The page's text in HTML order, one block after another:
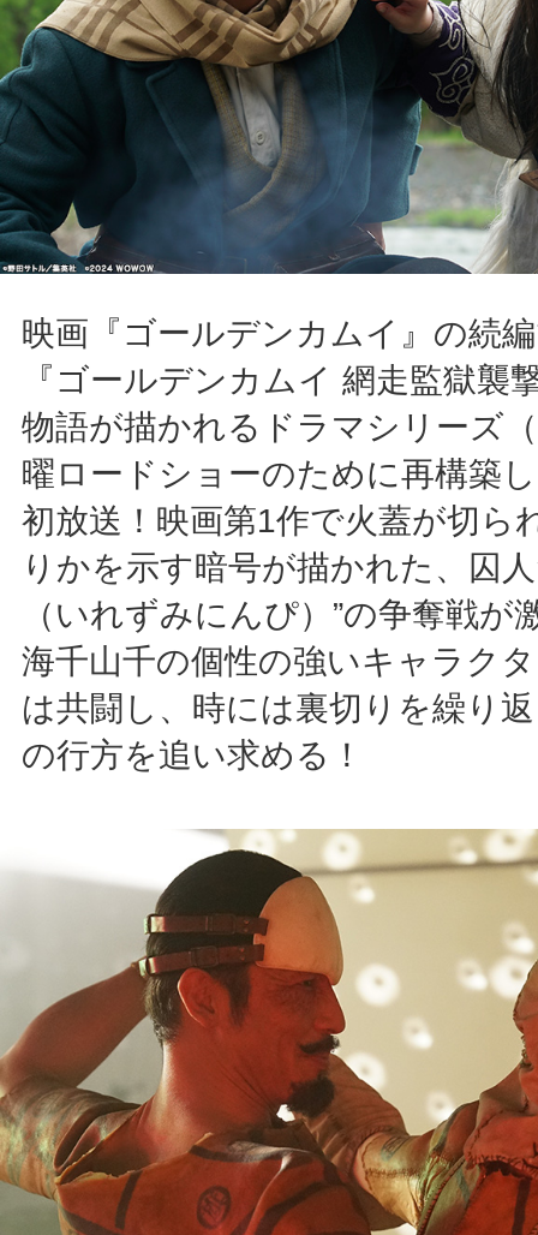
映画『ゴールデンカムイ』の続
『ゴールデンカムイ 網走監獄襲
物語が描かれるドラマシリーズ
曜ロードショーのために再構築
初放送！映画第1作で火蓋が切ら
りかを示す暗号が描かれた、囚
（いれずみにんぴ）”の争奪戦が
海千山千の個性の強いキャラク
は共闘し、時には裏切りを繰り
の行方を追い求める！